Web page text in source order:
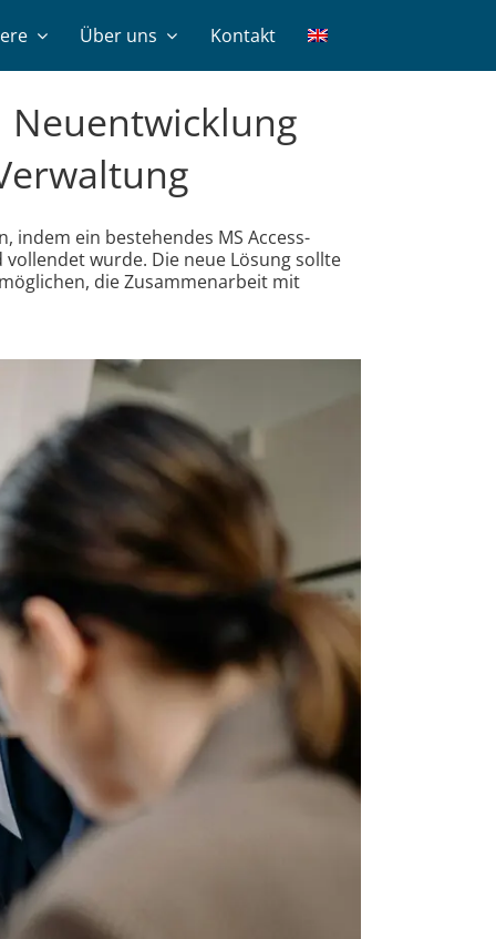
Über uns Kontakt
indem ein bestehendes MS Access-
wurde. Die neue Lösung sollte
die Zusammenarbeit mit